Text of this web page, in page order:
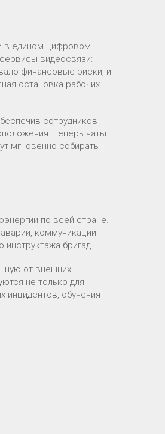
в едином цифровом
видеосвязи:
финансовые риски, и
остановка рабочих
сотрудников
Теперь чаты
мгновенно собирать
по всей стране.
коммуникации
бригад.
от внешних
не только для
инцидентов, обучения